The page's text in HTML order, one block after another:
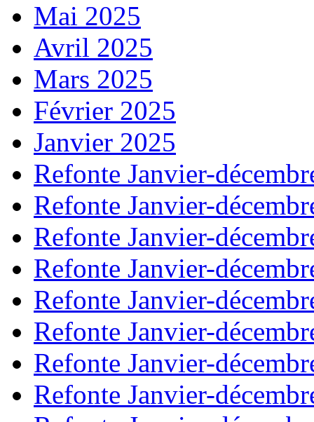
Mai 2025
Avril 2025
Mars 2025
Février 2025
Janvier 2025
Refonte Janvier-
Refonte Janvier-
Refonte Janvier-
Refonte Janvier-
Refonte Janvier-
Refonte Janvier-
Refonte Janvier-
Refonte Janvier-